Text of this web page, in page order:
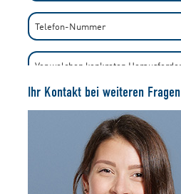
Ihr Kontakt bei weiteren Fragen